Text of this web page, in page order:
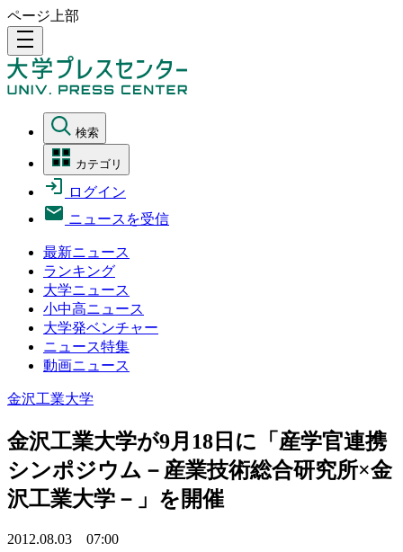
ページ上部
density_medium
検索
カテゴリ
ログイン
ニュースを受信
最新ニュース
ランキング
大学ニュース
小中高ニュース
大学発ベンチャー
ニュース特集
動画ニュース
金沢工業大学
金沢工業大学が9月18日に「産学官連携
シンポジウム－産業技術総合研究所×金
沢工業大学－」を開催
2012.08.03 07:00